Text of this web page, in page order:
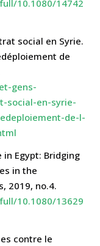
10.1080/14742
social en Syrie.
de
gens-
social-en-syrie-
de-l-
in Egypt: Bridging
in the
2019, no.4.
10.1080/13629
contre le